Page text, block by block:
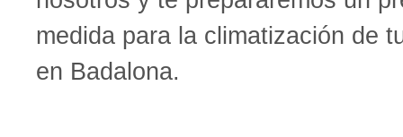
medida para la climatización de
en Badalona.